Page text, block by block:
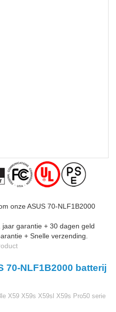
onze ASUS 70-NLF1B2000
garantie + 30 dagen geld
+ Snelle verzending.
70-NLF1B2000 batterij
X59 X59s X59sl X59s Pro50 serie